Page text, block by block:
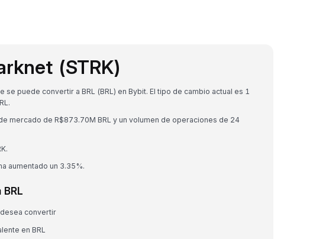
(STRK)
se puede convertir a BRL (BRL) en Bybit. El tipo de cambio actual es 1
mercado de R$873.70M BRL y un volumen de operaciones de 24
aumentado un 3.35%.
convertir
en BRL